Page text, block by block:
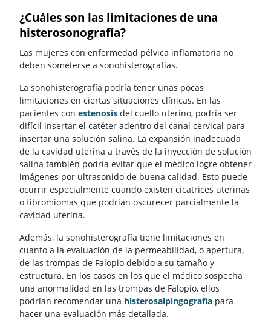
¿Cuáles son las limitaciones de una
histerosonografía?
Las mujeres con enfermedad pélvica inflamatoria no
deben someterse a sonohisterografías.
La sonohisterografía podría tener unas pocas
limitaciones en ciertas situaciones clínicas. En las
pacientes con estenosis del cuello uterino, podría ser
difícil insertar el catéter adentro del canal cervical para
insertar una solución salina. La expansión inadecuada
de la cavidad uterina a través de la inyección de solución
salina también podría evitar que el médico logre obtener
imágenes por ultrasonido de buena calidad. Esto puede
ocurrir especialmente cuando existen cicatrices uterinas
o fibromiomas que podrían oscurecer parcialmente la
cavidad uterina.
Además, la sonohisterografía tiene limitaciones en
cuanto a la evaluación de la permeabilidad, o apertura,
de las trompas de Falopio debido a su tamaño y
estructura. En los casos en los que el médico sospecha
una anormalidad en las trompas de Falopio, ellos
podrían recomendar una histerosalpingografía para
hacer una evaluación más detallada.